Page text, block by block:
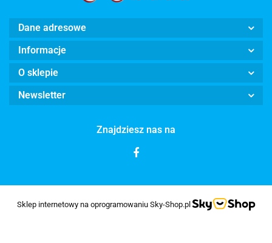
Dane adresowe
Informacje
O sklepie
Newsletter
Znajdziesz nas na
Sklep internetowy na oprogramowaniu Sky-Shop.pl